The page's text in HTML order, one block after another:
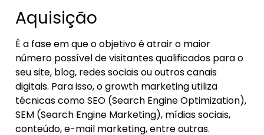
Aquisição
É a fase em que o objetivo é atrair o maior
número possível de visitantes qualificados para o
seu site, blog, redes sociais ou outros canais
digitais. Para isso, o growth marketing utiliza
técnicas como SEO (Search Engine Optimization),
SEM (Search Engine Marketing), mídias sociais,
conteúdo, e-mail marketing, entre outras.